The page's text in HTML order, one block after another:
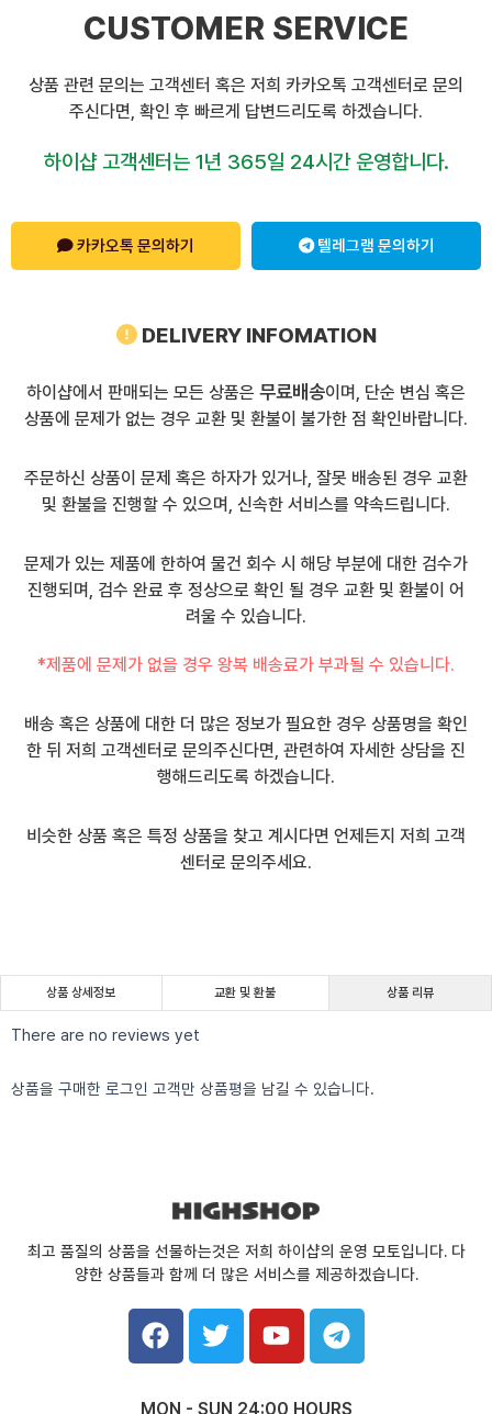
CUSTOMER SERVICE
상품 관련 문의는 고객센터 혹은 저희 카카오톡 고객센터로 문의
주신다면, 확인 후 빠르게 답변드리도록 하겠습니다.
하이샵 고객센터는 1년 365일 24시간 운영합니다.
카카오톡 문의하기 텔레그램 문의하기
DELIVERY INFOMATION
하이샵에서 판매되는 모든 상품은 무료배송이며, 단순 변심 혹은
상품에 문제가 없는 경우 교환 및 환불이 불가한 점 확인바랍니다.
주문하신 상품이 문제 혹은 하자가 있거나, 잘못 배송된 경우 교환
및 환불을 진행할 수 있으며, 신속한 서비스를 약속드립니다.
문제가 있는 제품에 한하여 물건 회수 시 해당 부분에 대한 검수가
진행되며, 검수 완료 후 정상으로 확인 될 경우 교환 및 환불이 어
려울 수 있습니다.
*제품에 문제가 없을 경우 왕복 배송료가 부과될 수 있습니다.
배송 혹은 상품에 대한 더 많은 정보가 필요한 경우 상품명을 확인
한 뒤 저희 고객센터로 문의주신다면, 관련하여 자세한 상담을 진
행해드리도록 하겠습니다.
비슷한 상품 혹은 특정 상품을 찾고 계시다면 언제든지 저희 고객
센터로 문의주세요.
상품 상세정보 교환 및 환불 상품 리뷰
There are no reviews yet
상품을 구매한 로그인 고객만 상품평을 남길 수 있습니다.
최고 품질의 상품을 선물하는것은 저희 하이샵의 운영 모토입니다. 다
양한 상품들과 함께 더 많은 서비스를 제공하겠습니다.
F
a
c
T
w
i
Y
o
u
T
e
l
MON - SUN 24:00 HOURS